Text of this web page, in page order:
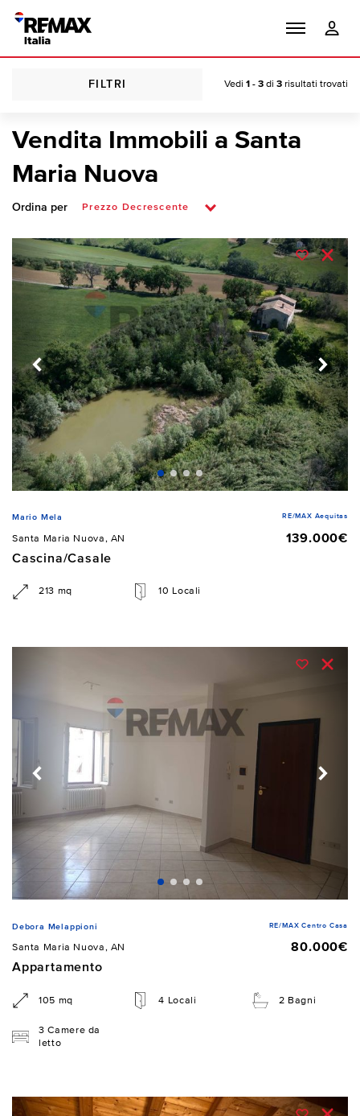
FILTRI Vedi 1 - 3 di 3 risultati trovati
Vendita Immobili a Santa
Maria Nuova
Ordina per
Mario Mela RE/MAX Aequitas
Santa Maria Nuova, AN
139.000€
Cascina/Casale
213 mq 10 Locali
Debora Melappioni RE/MAX Centro Casa
Santa Maria Nuova, AN
80.000€
Appartamento
105 mq 4 Locali 2 Bagni
3 Camere da
letto